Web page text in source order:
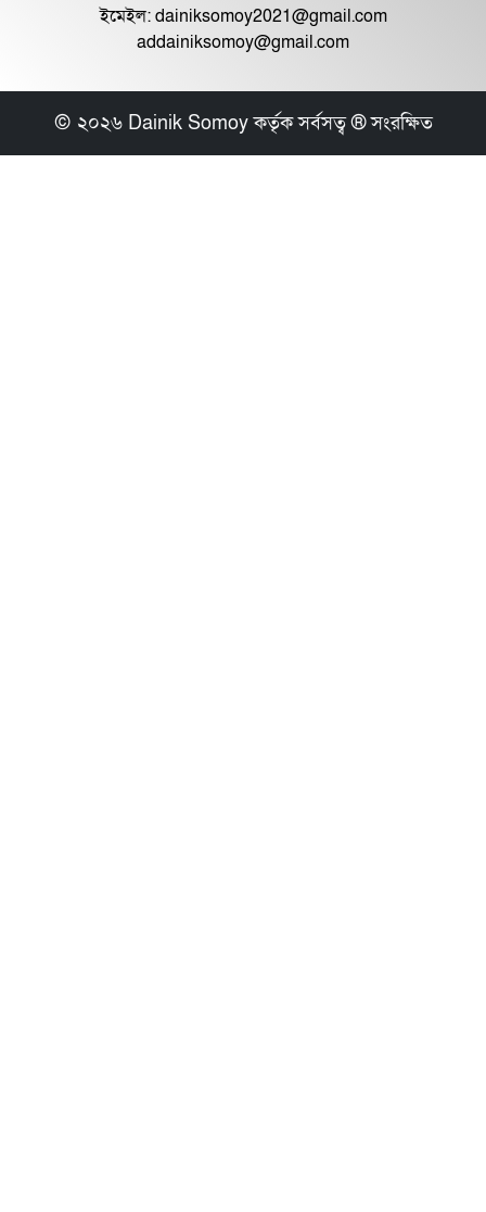
হঠাৎ ‘সততা’ নিয়ে আলিয়া ভাটের পোস্ট
ইমেইল:dainiksomoy2021@gmail.com
addainiksomoy@gmail.com
© ২০২৬ Dainik Somoy কর্তৃক সর্বসত্ব ® সংরক্ষিত